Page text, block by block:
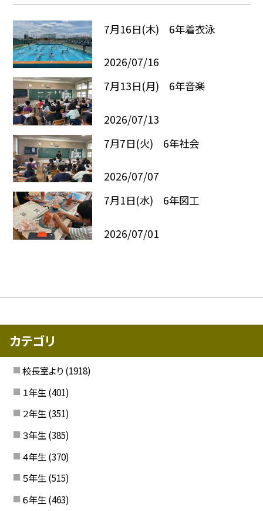
7月16日(木) 6年着衣泳
2026/07/16
7月13日(月) 6年音楽
2026/07/13
7月7日(火) 6年社会
2026/07/07
7月1日(水) 6年図工
2026/07/01
カテゴリ
校長室より (1918)
１年生 (401)
２年生 (351)
３年生 (385)
４年生 (370)
５年生 (515)
６年生 (463)